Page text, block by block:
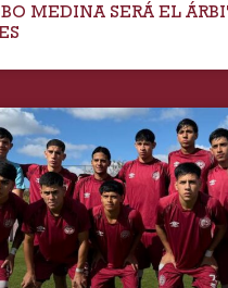
MEDINA SERÁ EL